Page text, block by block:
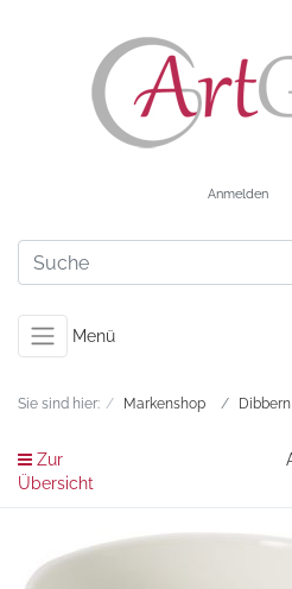
Anmelden
Menü
Sie sind hier: Markenshop Dibbern
Zur
Übersicht